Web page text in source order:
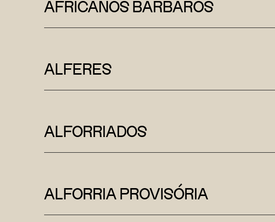
AFRICANOS BÁRBAROS
ALFERES
ALFORRIADOS
ALFORRIA PROVISÓRIA